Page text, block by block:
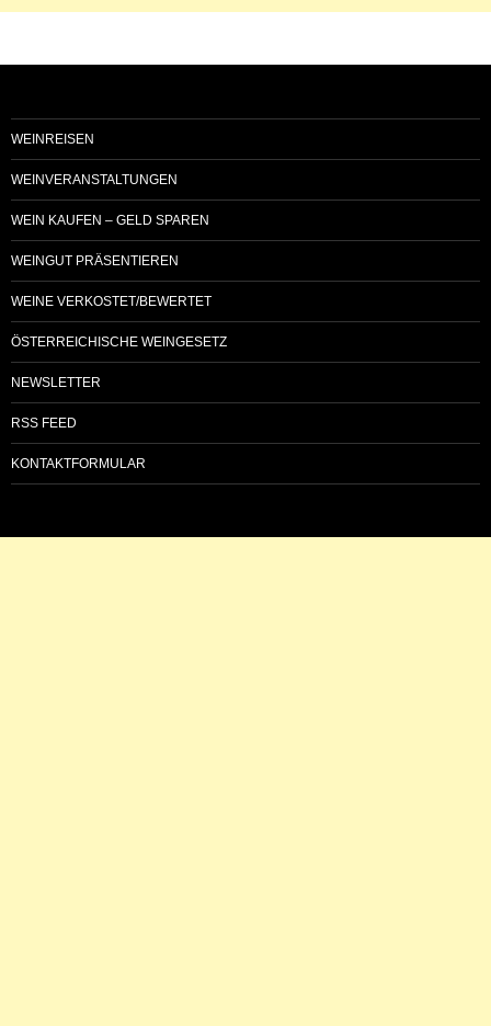
WEINREISEN
WEINVERANSTALTUNGEN
WEIN KAUFEN – GELD SPAREN
WEINGUT PRÄSENTIEREN
WEINE VERKOSTET/BEWERTET
ÖSTERREICHISCHE WEINGESETZ
NEWSLETTER
RSS FEED
KONTAKTFORMULAR